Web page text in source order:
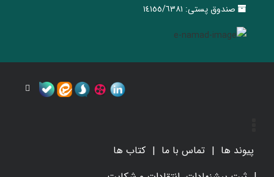
صندوق پستی: ١٤١٥٥/٦٣٨١
پیوند ها تماس با ما
کتاب ها